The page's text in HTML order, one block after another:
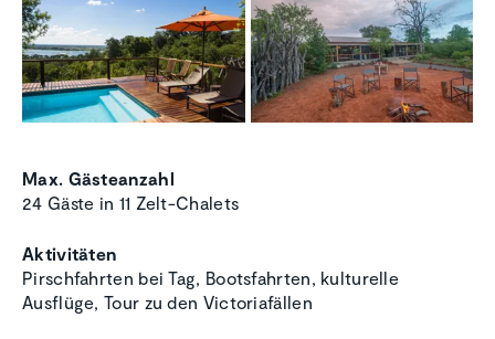
Max. Gästeanzahl
24 Gäste in 11 Zelt-Chalets
Aktivitäten
Pirschfahrten bei Tag, Bootsfahrten, kulturelle
Ausflüge, Tour zu den Victoriafällen